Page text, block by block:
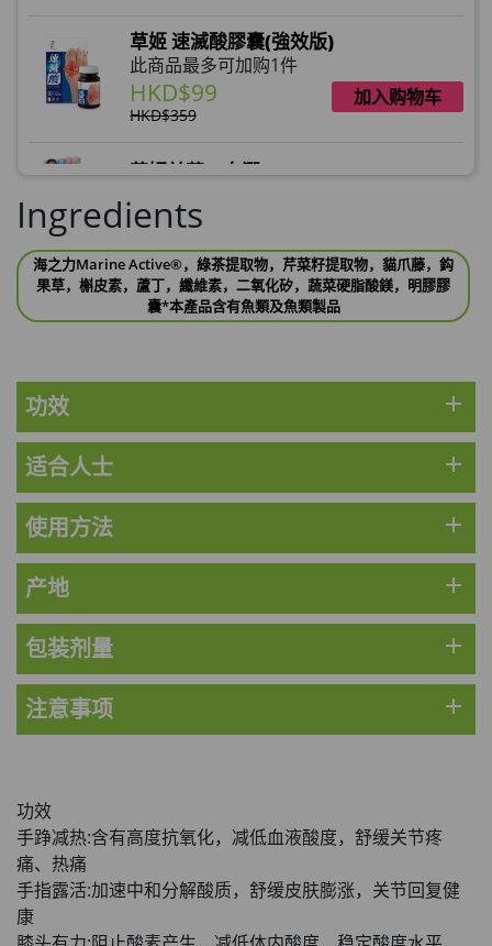
草姬 速滅酸膠囊(強效版)
此商品最多可加购1件
HKD$99
HKD$359
加入购物车
草姬益菌の白潤
HKD$99
草姬 調經緊緻寶
此商品最多可加购1件
HKD$169
此商品最多可加购1件
理膚泉 無香大哥大防曬 50ml (2027年4
月)
HKD$88 加入购物车
Round Lab 白樺樹水份防曬霜 50ml
此商品最多可加购1件
Ingredients
海之力Marine Active®，綠茶提取物，芹菜籽提取物，貓爪藤，鈎
果草，槲皮素，蘆丁，纖維素，二氧化矽，蔬菜硬脂酸鎂，明膠膠
囊*本產品含有魚類及魚類製品
功效 add
适合人士 add
使用方法 add
产地 add
包装剂量 add
注意事项 add
功效
手踭减热:含有高度抗氧化，减低血液酸度，舒缓关节疼
痛、热痛
手指露活:加速中和分解酸质，舒缓皮肤膨涨，关节回复健
康